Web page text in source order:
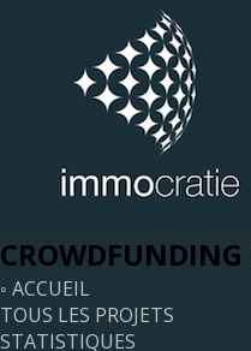
◦ ACCUEIL
TOUS LES PROJETS
STATISTIQUES